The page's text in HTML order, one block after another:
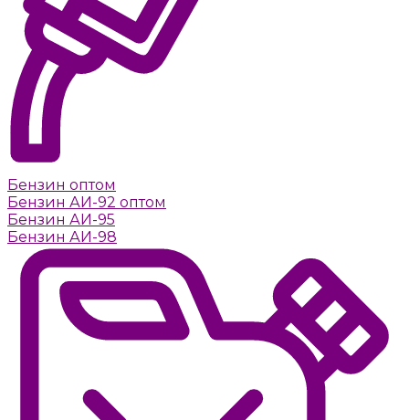
Бензин оптом
Бензин АИ-92 оптом
Бензин АИ-95
Бензин АИ-98